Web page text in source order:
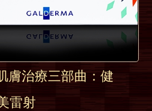
膚治療三部曲：健
雷射